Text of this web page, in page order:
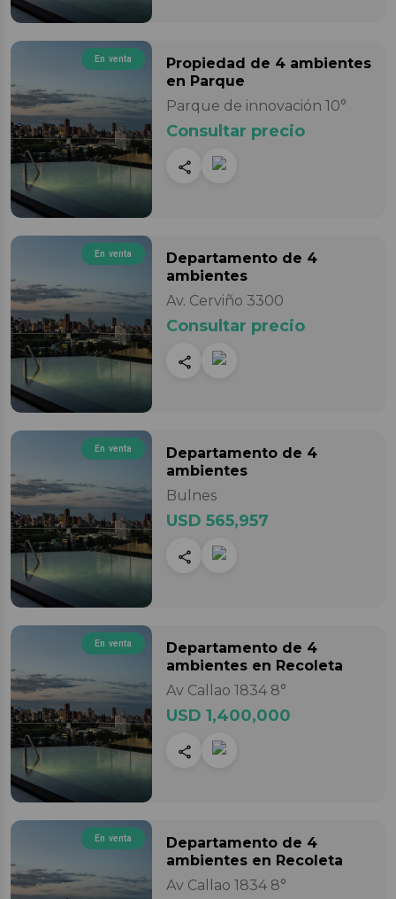
En venta Propiedad de 4 ambientes
en Parque
Parque de innovación 10°
Consultar precio
En venta Departamento de 4
ambientes
Av. Cerviño 3300
Consultar precio
En venta Departamento de 4
ambientes
Bulnes
USD 565,957
En venta Departamento de 4
ambientes en Recoleta
Av Callao 1834 8°
USD 1,400,000
En venta Departamento de 4
ambientes en Recoleta
Av Callao 1834 8°